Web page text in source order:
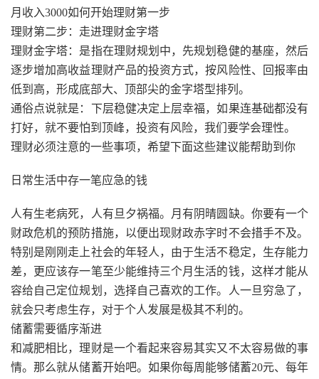
月收入3000如何开始理财第一步
理财第二步：走进理财金字塔
理财金字塔：是指在理财规划中，先规划稳健的基座，然后
逐步增加高收益理财产品的投资方式，按风险性、回报率由
低到高，形成底部大、顶部尖的金字塔型排列。
通俗点说就是：下层稳健决定上层幸福，如果连基础都没有
打好，就不要怕到顶峰，投资有风险，我们要学会理性。
理财必须注意的一些事项，希望下面这些建议能帮助到你
日常生活中存一笔应急的钱
人有生老病死，人有旦夕祸福。月有阴晴圆缺。你要有一个
财政危机的预防措施，以便出现财政赤字时不会措手不及。
特别是刚刚走上社会的年轻人，由于生活不稳定，生存能力
差，更应该存一笔至少能维持三个月生活的钱，这样才能从
容给自己定位规划，选择自己喜欢的工作。人一旦穷急了，
就会只考虑生存，对于个人发展是极其不利的。
储蓄需要循序渐进
和减肥相比，理财是一个看起来容易其实又不太容易做的事
情。那么就从储蓄开始吧。如果你每周能够储蓄20元、每年